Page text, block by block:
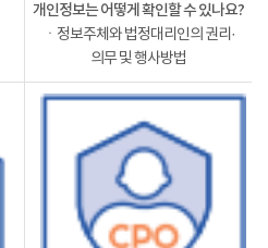
개인정보는 어떻게 확인할 수 있나요?
ㆍ정보주체와 법정대리인의 권리·
의무 및 행사방법